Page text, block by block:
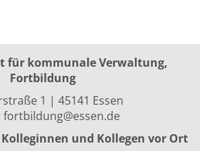
für kommunale Verwaltung,
Fortbildung
1 | 45141 Essen
fortbildung@essen.de
und Kollegen vor Ort